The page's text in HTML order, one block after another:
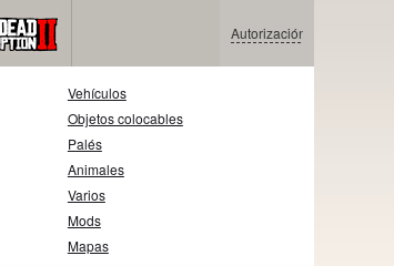
Autorización
Vehículos
Objetos colocables
Palés
Animales
Varios
Mods
Mapas